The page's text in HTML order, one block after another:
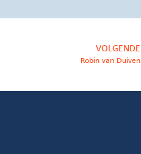
VOLGENDE
Robin van Duiven